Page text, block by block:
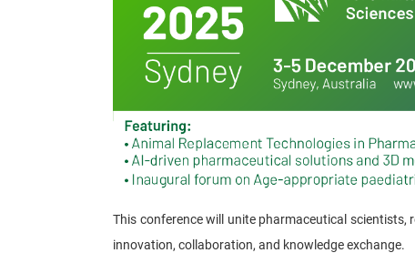
This conference will unite pharmaceutical
innovation, collaboration, and knowledge exchange.